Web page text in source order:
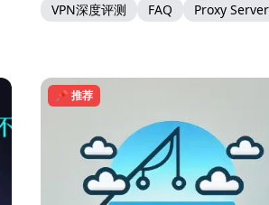
VPN深度评测
FAQ Proxy Server
📌 推荐